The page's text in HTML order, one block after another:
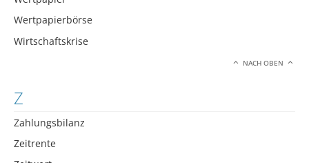
Wertpapierbörse
Wirtschaftskrise
NACH OBEN
Z
Zahlungsbilanz
Zeitrente